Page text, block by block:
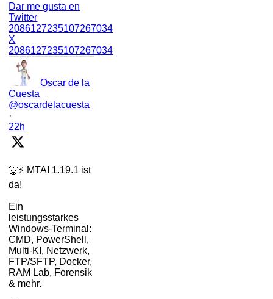
Dar me gusta en
Twitter
2086127235107267034
X
2086127235107267034
Oscar de la
Cuesta
@oscardelacuesta
·
22h
🐺⚡ MTAI 1.19.1 ist
da!
Ein
leistungsstarkes
Windows-Terminal:
CMD, PowerShell,
Multi-KI, Netzwerk,
FTP/SFTP, Docker,
RAM Lab, Forensik
& mehr.